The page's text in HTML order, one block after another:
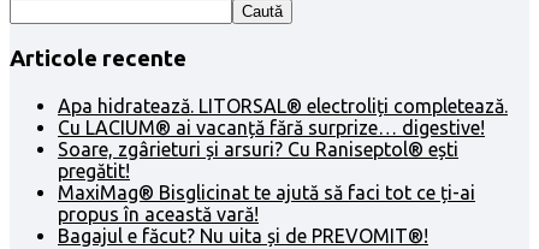
Caută
Articole recente
Apa hidratează. LITORSAL® electroliți completează.
Cu LACIUM® ai vacanță fără surprize… digestive!
Soare, zgârieturi și arsuri? Cu Raniseptol® ești
pregătit!
MaxiMag® Bisglicinat te ajută să faci tot ce ți-ai
propus în această vară!
Bagajul e făcut? Nu uita și de PREVOMIT®!